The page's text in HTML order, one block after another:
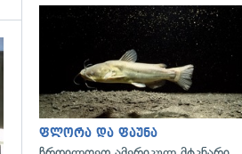
ფლორა და ფაუნა